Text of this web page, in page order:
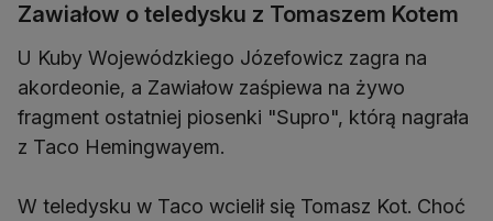
Zawiałow o teledysku z Tomaszem Kotem
U Kuby Wojewódzkiego Józefowicz zagra na
akordeonie, a Zawiałow zaśpiewa na żywo
fragment ostatniej piosenki "Supro", którą nagrała
z Taco Hemingwayem.
W teledysku w Taco wcielił się Tomasz Kot. Choć